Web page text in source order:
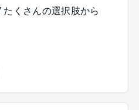
くさんの選択肢から